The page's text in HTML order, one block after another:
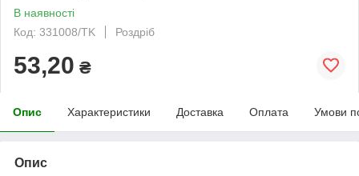
В наявності
Код: 331008/TK
Роздріб
53,20 ₴
Опис Характеристики Доставка Оплата Умови
Опис